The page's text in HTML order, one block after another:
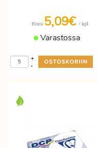
Hinta 5,09€ / kpl
Varastossa
-
+